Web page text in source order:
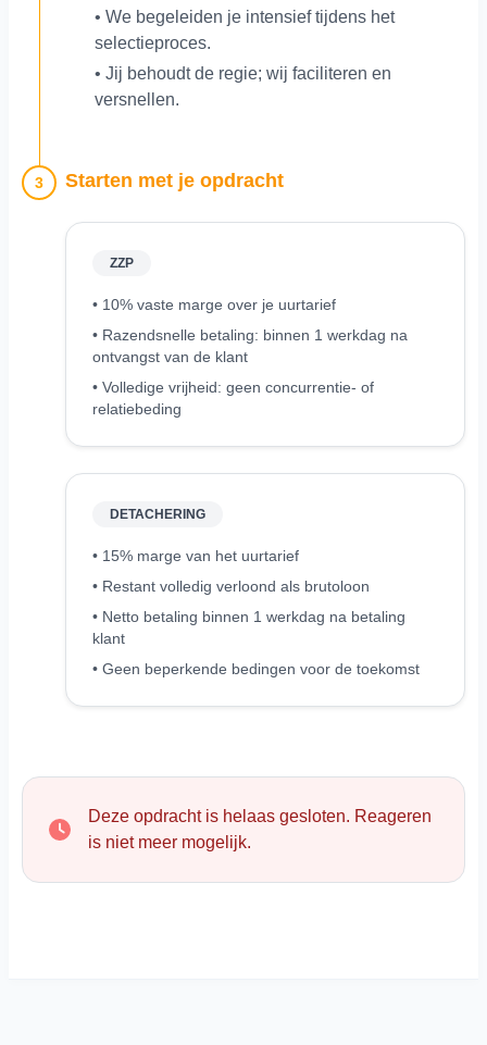
• We begeleiden je intensief tijdens het
selectieproces.
• Jij behoudt de regie; wij faciliteren en
versnellen.
3 Starten met je opdracht
ZZP
• 10% vaste marge over je uurtarief
• Razendsnelle betaling: binnen 1 werkdag na
ontvangst van de klant
• Volledige vrijheid: geen concurrentie- of
relatiebeding
DETACHERING
• 15% marge van het uurtarief
• Restant volledig verloond als brutoloon
• Netto betaling binnen 1 werkdag na betaling
klant
• Geen beperkende bedingen voor de toekomst
Deze opdracht is helaas gesloten. Reageren
is niet meer mogelijk.